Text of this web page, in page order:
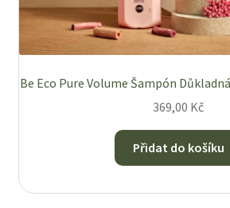
Be Eco Pure Volume Šampón
369,00 Kč
Přidat do košíku